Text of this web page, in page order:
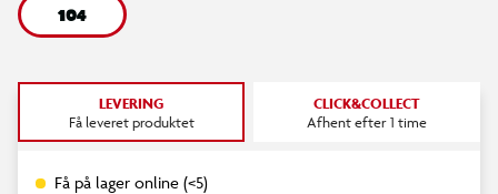
104
LEVERING
Få leveret produktet
CLICK&COLLECT
Afhent efter 1 time
Få på lager online (<5)